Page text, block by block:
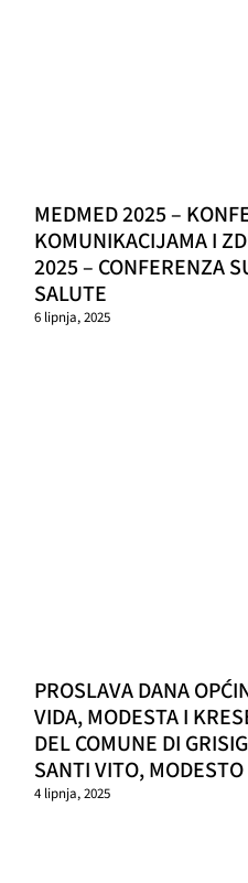
MEDMED 2025 –
KOMUNIKACIJAMA I
2025 – CONFERENZA
SALUTE
6 lipnja, 2025
PROSLAVA DANA
VIDA, MODESTA I
DEL COMUNE DI
SANTI VITO,
4 lipnja, 2025